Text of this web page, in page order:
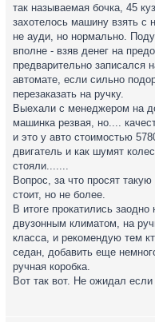
так называемая бочка, 45
захотелось машину взять с
не ауди, но нормально.
вполне - взяв денег на
предварительно записался
автомате, если сильно
перезаказать на ручку.
Выехали с менеджером на
машинка резвая, но....
и это у авто стоимостью
двигатель и как шумят
стояли.......
Вопрос, за что просят
стоит, но не более.
В итоге прокатились
двузонным климатом, на
класса, и рекомендую тем
седан, добавить еще
ручная коробка.
Вот так вот. Не ожидал если